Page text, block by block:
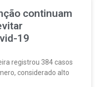
continuam
19
registrou 384 casos
considerado alto